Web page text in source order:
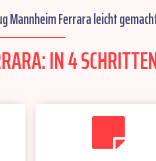
Mannheim Ferrara leicht
IN 4